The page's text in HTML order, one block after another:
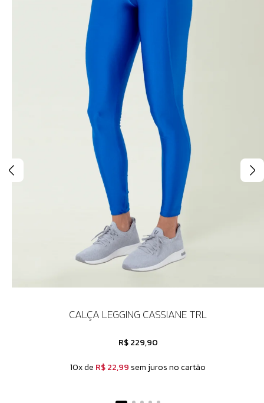
CALÇA LEGGING CASSIANE TRL
R$ 229,90
10x de R$ 22,99 sem juros no cartão